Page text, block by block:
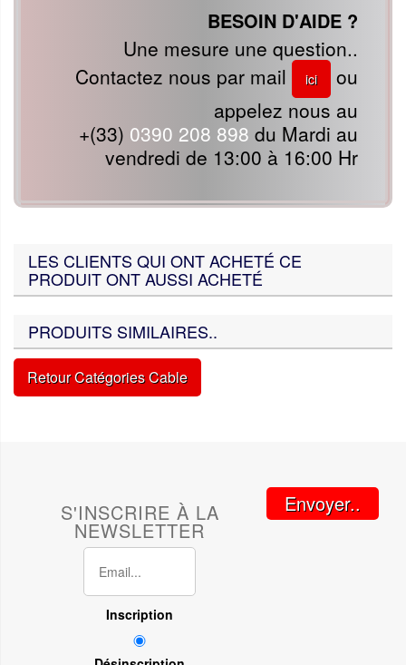
BESOIN D'AIDE ?
Une mesure une question..
Contactez nous par mail
ici
ou
appelez nous au
+(33) 0390 208 898 du Mardi au
vendredi de 13:00 à 16:00 Hr
LES CLIENTS QUI ONT ACHETÉ CE
PRODUIT ONT AUSSI ACHETÉ
PRODUITS SIMILAIRES..
Retour Catégories Cable
S'INSCRIRE À LA
NEWSLETTER
Inscription
Envoyer..